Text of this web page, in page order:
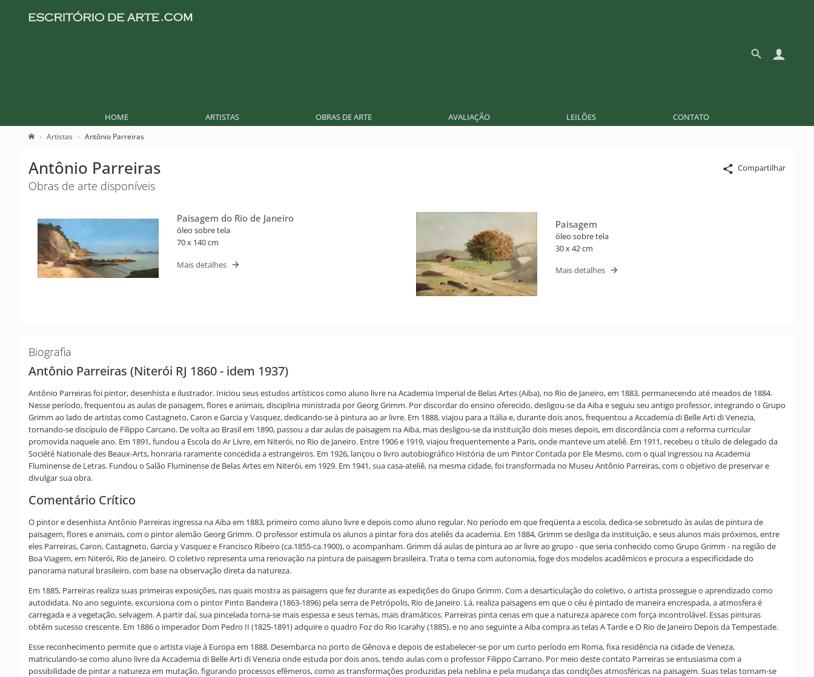
HOME ARTISTAS OBRAS DE ARTE AVALIAÇÃO LEILÕES CONTATO
Artistas Antônio Parreiras
Compartilhar
Antônio Parreiras
Obras de arte disponíveis
Paisagem do Rio de Janeiro
óleo sobre tela
70 x 140 cm
Mais detalhes
Paisagem
óleo sobre tela
30 x 42 cm
Mais detalhes
Biografia
Antônio Parreiras (Niterói RJ 1860 - idem 1937)
Antônio Parreiras foi pintor, desenhista e ilustrador. Iniciou seus estudos artísticos como aluno livre na Academia Imperial de Belas Artes (Aiba), no Rio de Janeiro, em 1883, permanecendo até meados de 1884.
Nesse período, frequentou as aulas de paisagem, flores e animais, disciplina ministrada por Georg Grimm. Por discordar do ensino oferecido, desligou-se da Aiba e seguiu seu antigo professor, integrando o Grupo
Grimm ao lado de artistas como Castagneto, Caron e Garcia y Vasquez, dedicando-se à pintura ao ar livre. Em 1888, viajou para a Itália e, durante dois anos, frequentou a Accademia di Belle Arti di Venezia,
tornando-se discípulo de Filippo Carcano. De volta ao Brasil em 1890, passou a dar aulas de paisagem na Aiba, mas desligou-se da instituição dois meses depois, em discordância com a reforma curricular
promovida naquele ano. Em 1891, fundou a Escola do Ar Livre, em Niterói, no Rio de Janeiro. Entre 1906 e 1919, viajou frequentemente a Paris, onde manteve um ateliê. Em 1911, recebeu o título de delegado da
Société Nationale des Beaux-Arts, honraria raramente concedida a estrangeiros. Em 1926, lançou o livro autobiográfico História de um Pintor Contada por Ele Mesmo, com o qual ingressou na Academia
Fluminense de Letras. Fundou o Salão Fluminense de Belas Artes em Niterói, em 1929. Em 1941, sua casa-ateliê, na mesma cidade, foi transformada no Museu Antônio Parreiras, com o objetivo de preservar e
divulgar sua obra.
Comentário Crítico
O pintor e desenhista Antônio Parreiras ingressa na Aiba em 1883, primeiro como aluno livre e depois como aluno regular. No período em que freqüenta a escola, dedica-se sobretudo às aulas de pintura de
paisagem, flores e animais, com o pintor alemão Georg Grimm. O professor estimula os alunos a pintar fora dos ateliês da academia. Em 1884, Grimm se desliga da instituição, e seus alunos mais próximos, entre
eles Parreiras, Caron, Castagneto, Garcia y Vasquez e Francisco Ribeiro (ca.1855-ca.1900), o acompanham. Grimm dá aulas de pintura ao ar livre ao grupo - que seria conhecido como Grupo Grimm - na região de
Boa Viagem, em Niterói, Rio de Janeiro. O coletivo representa uma renovação na pintura de paisagem brasileira. Trata o tema com autonomia, foge dos modelos acadêmicos e procura a especificidade do
panorama natural brasileiro, com base na observação direta da natureza.
Em 1885, Parreiras realiza suas primeiras exposições, nas quais mostra as paisagens que fez durante as expedições do Grupo Grimm. Com a desarticulação do coletivo, o artista prossegue o aprendizado como
autodidata. No ano seguinte, excursiona com o pintor Pinto Bandeira (1863-1896) pela serra de Petrópolis, Rio de Janeiro. Lá, realiza paisagens em que o céu é pintado de maneira encrespada, a atmosfera é
carregada e a vegetação, selvagem. A partir daí, sua pincelada torna-se mais espessa e seus temas, mais dramáticos. Parreiras pinta cenas em que a natureza aparece com força incontrolável. Essas pinturas
obtêm sucesso crescente. Em 1886 o imperador Dom Pedro II (1825-1891) adquire o quadro Foz do Rio Icarahy (1885), e no ano seguinte a Aiba compra as telas A Tarde e O Rio de Janeiro Depois da Tempestade.
Esse reconhecimento permite que o artista viaje à Europa em 1888. Desembarca no porto de Gênova e depois de estabelecer-se por um curto período em Roma, fixa residência na cidade de Veneza,
matriculando-se como aluno livre da Accademia di Belle Arti di Venezia onde estuda por dois anos, tendo aulas com o professor Filippo Carrano. Por meio deste contato Parreiras se entusiasma com a
possibilidade de pintar a natureza em mutação, figurando processos efêmeros, como as transformações produzidas pela neblina e pela mudança das condições atmosféricas na paisagem. Suas telas tornam-se